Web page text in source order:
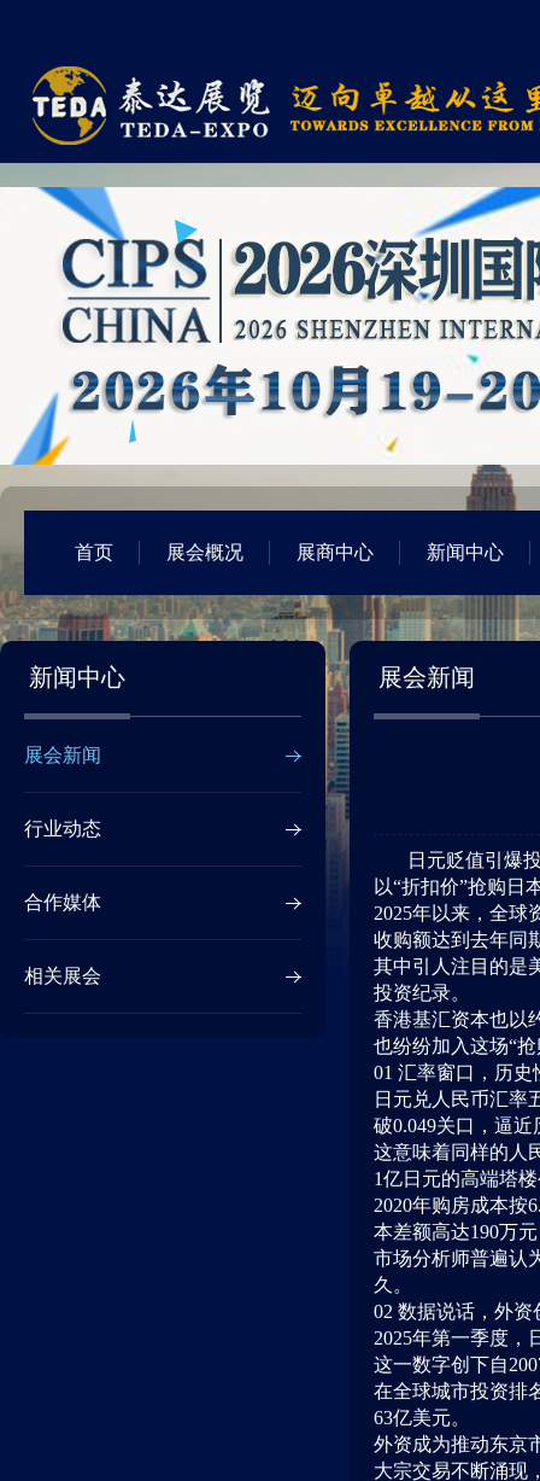
首页 展会概况 展商中心 新闻中心
新闻中心
展会新闻
行业动态
合作媒体
相关展会
展会新闻
日元贬值引爆
以“折扣价”抢购日
2025年以来，全球
收购额达到去年同
其中引人注目的是
投资纪录。
香港基汇资本也以
也纷纷加入这场“
01 汇率窗口，历
日元兑人民币汇率
破0.049关口，逼近
这意味着同样的人
1亿日元的高端塔
2020年购房成本按
本差额高达190万
市场分析师普遍认
久。
02 数据说话，外
2025年第一季度，
这一数字创下自
在全球城市投资排
63亿美元。
外资成为推动东京
大宗交易不断涌现